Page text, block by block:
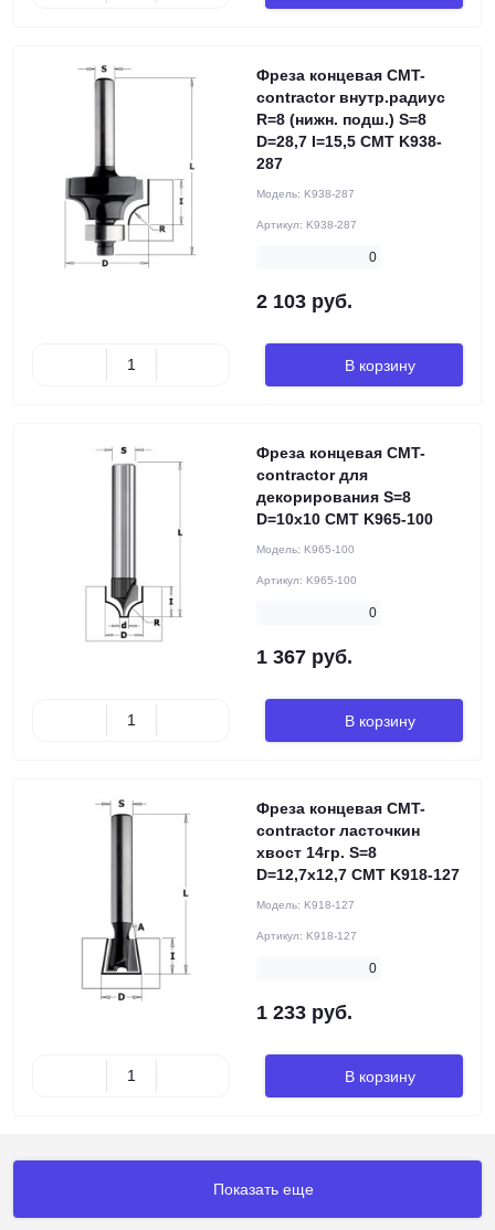
Фреза концевая CMT-
contractor внутр.радиус
R=8 (нижн. подш.) S=8
D=28,7 I=15,5 CMT K938-
287
Модель: K938-287
Артикул: K938-287
0
2 103 руб.
В корзину
Фреза концевая CMT-
contractor для
декорирования S=8
D=10x10 CMT K965-100
Модель: K965-100
Артикул: K965-100
0
1 367 руб.
В корзину
Фреза концевая CMT-
contractor ласточкин
хвост 14гр. S=8
D=12,7x12,7 CMT K918-127
Модель: K918-127
Артикул: K918-127
0
1 233 руб.
В корзину
Показать еще